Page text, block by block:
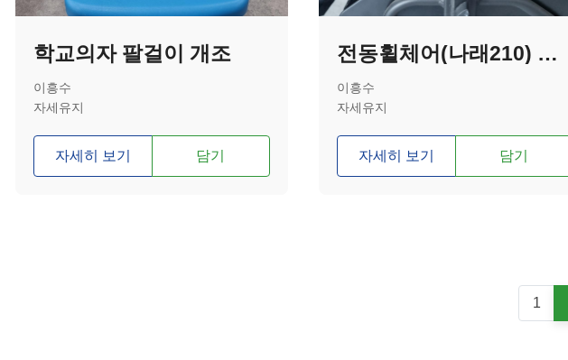
학교의자 팔걸이 개조
이흥수
자세유지
자세히 보기 담기
전동휠체어(나래210) 팔걸이 패드 높이 개조제작
이흥수
자세유지
자세히 보기 담기
1